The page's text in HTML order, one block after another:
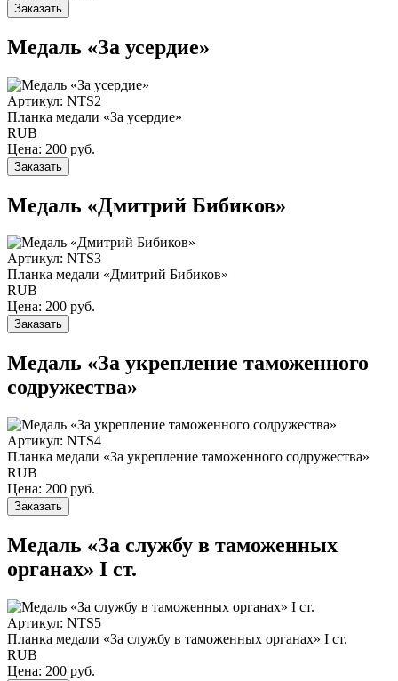
Заказать
Медаль «За усердие»
Артикул: NTS2
Планка медали «За усердие»
RUB
Цена: 200 руб.
Заказать
Медаль «Дмитрий Бибиков»
Артикул: NTS3
Планка медали «Дмитрий Бибиков»
RUB
Цена: 200 руб.
Заказать
Медаль «За укрепление таможенного
содружества»
Артикул: NTS4
Планка медали «За укрепление таможенного содружества»
RUB
Цена: 200 руб.
Заказать
Медаль «За службу в таможенных
органах» I ст.
Артикул: NTS5
Планка медали «За службу в таможенных органах» I ст.
RUB
Цена: 200 руб.